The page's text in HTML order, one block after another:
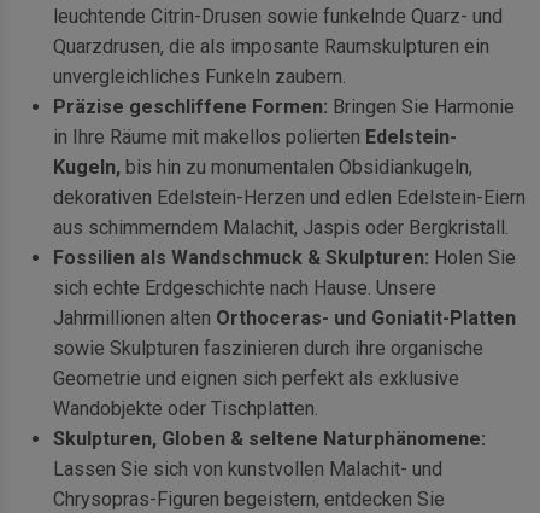
leuchtende Citrin-Drusen sowie funkelnde Quarz- und
Quarzdrusen, die als imposante Raumskulpturen ein
unvergleichliches Funkeln zaubern.
Präzise geschliffene Formen: Bringen Sie Harmonie
in Ihre Räume mit makellos polierten Edelstein-
Kugeln, bis hin zu monumentalen Obsidiankugeln,
dekorativen Edelstein-Herzen und edlen Edelstein-Eiern
aus schimmerndem Malachit, Jaspis oder Bergkristall.
Fossilien als Wandschmuck & Skulpturen: Holen Sie
sich echte Erdgeschichte nach Hause. Unsere
Jahrmillionen alten Orthoceras- und Goniatit-Platten
sowie Skulpturen faszinieren durch ihre organische
Geometrie und eignen sich perfekt als exklusive
Wandobjekte oder Tischplatten.
Skulpturen, Globen & seltene Naturphänomene:
Lassen Sie sich von kunstvollen Malachit- und
Chrysopras-Figuren begeistern, entdecken Sie